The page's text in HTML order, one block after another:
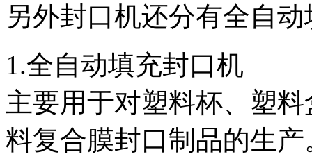
另外封口机还分有全自
1.全自动填充封口机
主要用于对塑料杯、塑
料复合膜封口制品的生